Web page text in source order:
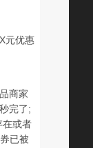
元优惠
商家
完了;
在或者
已被